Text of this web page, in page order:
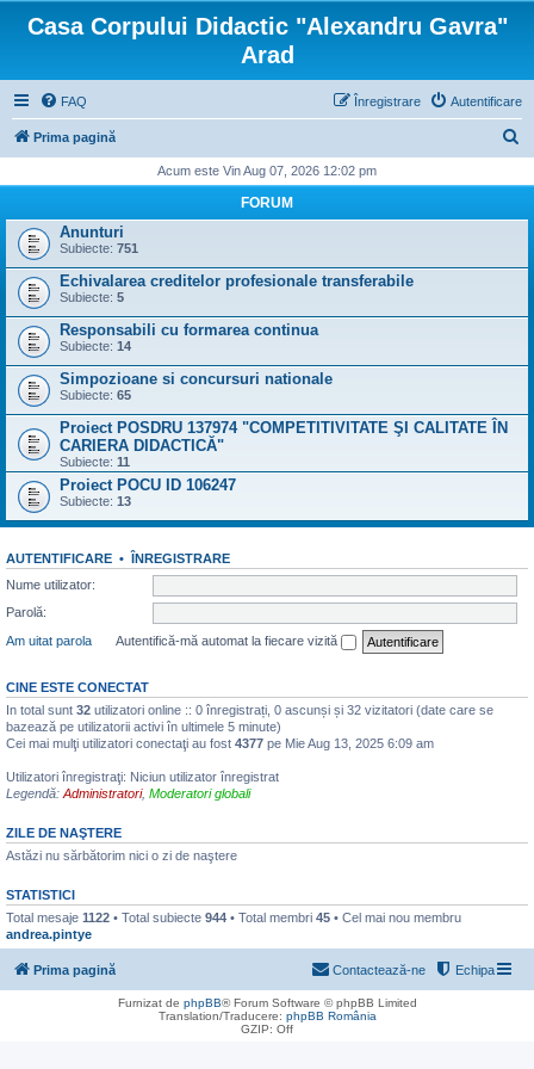
Casa Corpului Didactic "Alexandru Gavra"
Arad
FAQ Autentificare
Înregistrare
Prima pagină
t
Acum este Vin Aug 07, 2026 12:02 pm
FORUM
Anunturi
Subiecte: 751
Echivalarea creditelor profesionale transferabile
Subiecte: 5
Responsabili cu formarea continua
Subiecte: 14
Simpozioane si concursuri nationale
Subiecte: 65
Proiect POSDRU 137974 "COMPETITIVITATE ŞI CALITATE ÎN
CARIERA DIDACTICĂ"
Subiecte: 11
Proiect POCU ID 106247
Subiecte: 13
AUTENTIFICARE • ÎNREGISTRARE
Nume utilizator:
Parolă:
Am uitat parola
Autentifică-mă automat la fiecare vizită
CINE ESTE CONECTAT
In total sunt 32 utilizatori online :: 0 înregistrați, 0 ascunși și 32 vizitatori (date care se
bazează pe utilizatorii activi în ultimele 5 minute)
Cei mai mulţi utilizatori conectaţi au fost 4377 pe Mie Aug 13, 2025 6:09 am
Utilizatori înregistraţi: Niciun utilizator înregistrat
Legendă: Administratori, Moderatori globali
ZILE DE NAŞTERE
Astăzi nu sărbătorim nici o zi de naştere
STATISTICI
Total mesaje 1122 • Total subiecte 944 • Total membri 45 • Cel mai nou membru
andrea.pintye
Prima pagină Echipa
Contactează-ne
Furnizat de phpBB® Forum Software © phpBB Limited
Translation/Traducere: phpBB România
GZIP: Off